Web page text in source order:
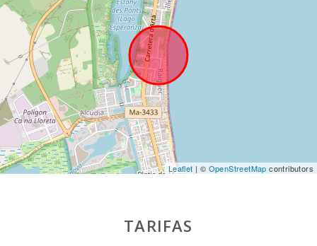
Marineland
Mallorca (km):
Parque
acuático -
Hidropark
Alcudia (km):
Playa Can
Picafort (km):
Cuevas del
Drach (km):
Leaflet | © OpenStreetMap contributors
TARIFAS